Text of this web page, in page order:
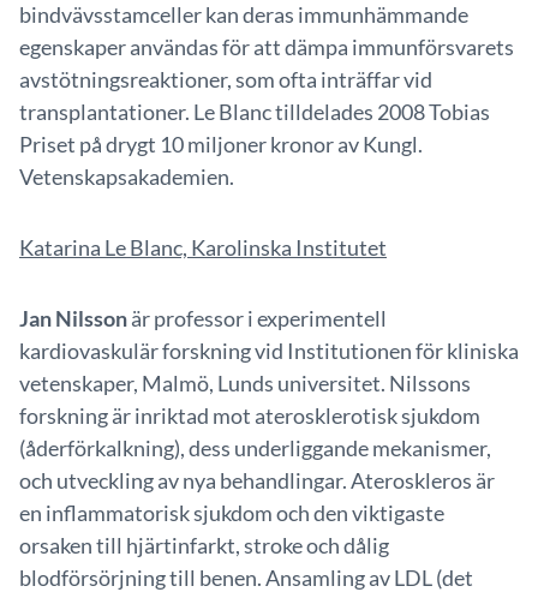
bindvävsstamceller kan deras immunhämmande
egenskaper användas för att dämpa immunförsvarets
avstötningsreaktioner, som ofta inträffar vid
transplantationer. Le Blanc tilldelades 2008 Tobias
Priset på drygt 10 miljoner kronor av Kungl.
Vetenskapsakademien.
Katarina Le Blanc, Karolinska Institutet
Jan Nilssonär professor i experimentell
kardiovaskulär forskning vid Institutionen för kliniska
vetenskaper, Malmö, Lunds universitet. Nilssons
forskning är inriktad mot aterosklerotisk sjukdom
(åderförkalkning), dess underliggande mekanismer,
och utveckling av nya behandlingar. Ateroskleros är
en inflammatorisk sjukdom och den viktigaste
orsaken till hjärtinfarkt, stroke och dålig
blodförsörjning till benen. Ansamling av LDL (det